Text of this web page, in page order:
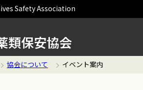
Safety Association
類保安協会
協会について イベント案内